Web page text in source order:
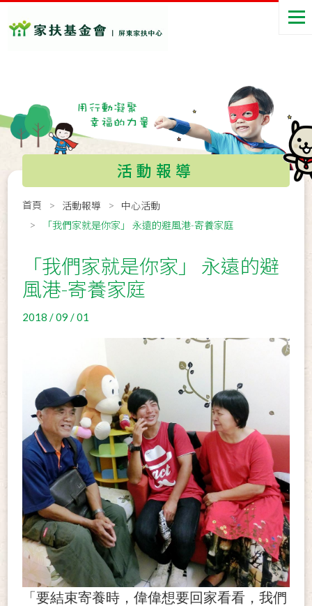
活動報導
首頁 活動報導
中心活動
「我們家就是你家」 永遠的避風港-寄養家庭
「我們家就是你家」 永遠的避
風港-寄養家庭
2018 / 09 / 01
「要結束寄養時，偉偉想要回家看看，我們